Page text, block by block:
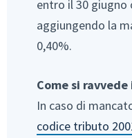
entro il 30 giugno
aggiungendo la
0,40%.
Come si
In caso di
codice tributo